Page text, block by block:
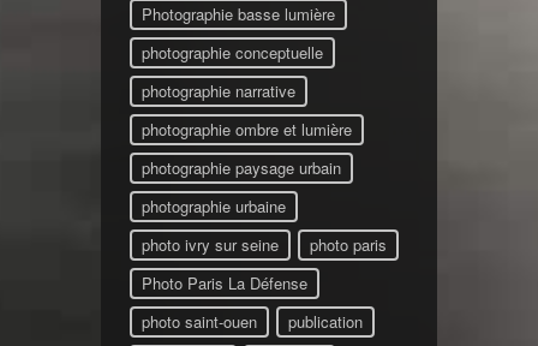
Photographie basse lumière
photographie conceptuelle
photographie narrative
photographie ombre et lumière
photographie paysage urbain
photographie urbaine
photo ivry sur seine
photo paris
Photo Paris La Défense
photo saint-ouen
publication